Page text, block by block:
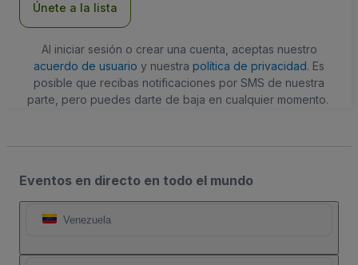
Únete a la lista
Al iniciar sesión o crear una cuenta, aceptas nuestro
acuerdo de usuario y nuestra política de privacidad. Es
posible que recibas notificaciones por SMS de nuestra
parte, pero puedes darte de baja en cualquier momento.
Eventos en directo en todo el mundo
Venezuela